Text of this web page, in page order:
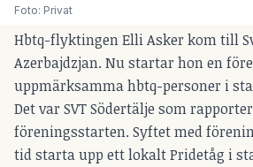
Foto: Privat
Hbtq-flyktingen Elli Asker kom till
Azerbajdzjan. Nu startar hon en
uppmärksamma hbtq-personer i
Det var SVT Södertälje som
föreningsstarten. Syftet med
tid starta upp ett lokalt Pridetåg i